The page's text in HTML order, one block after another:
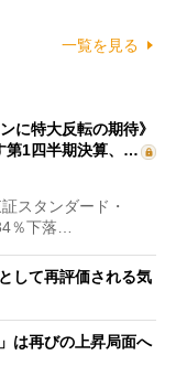
一覧を見る
に特大反転の期待》
第1四半期決算、…
スタンダード・
％下落…
して再評価される気
は再びの上昇局面へ